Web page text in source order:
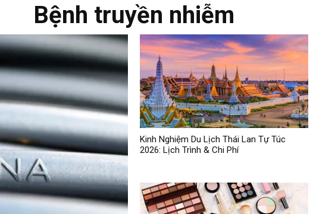
Bệnh truyền nhiễm
Kinh Nghiệm Du Lịch Thái Lan Tự Túc
2026: Lịch Trình & Chi Phí